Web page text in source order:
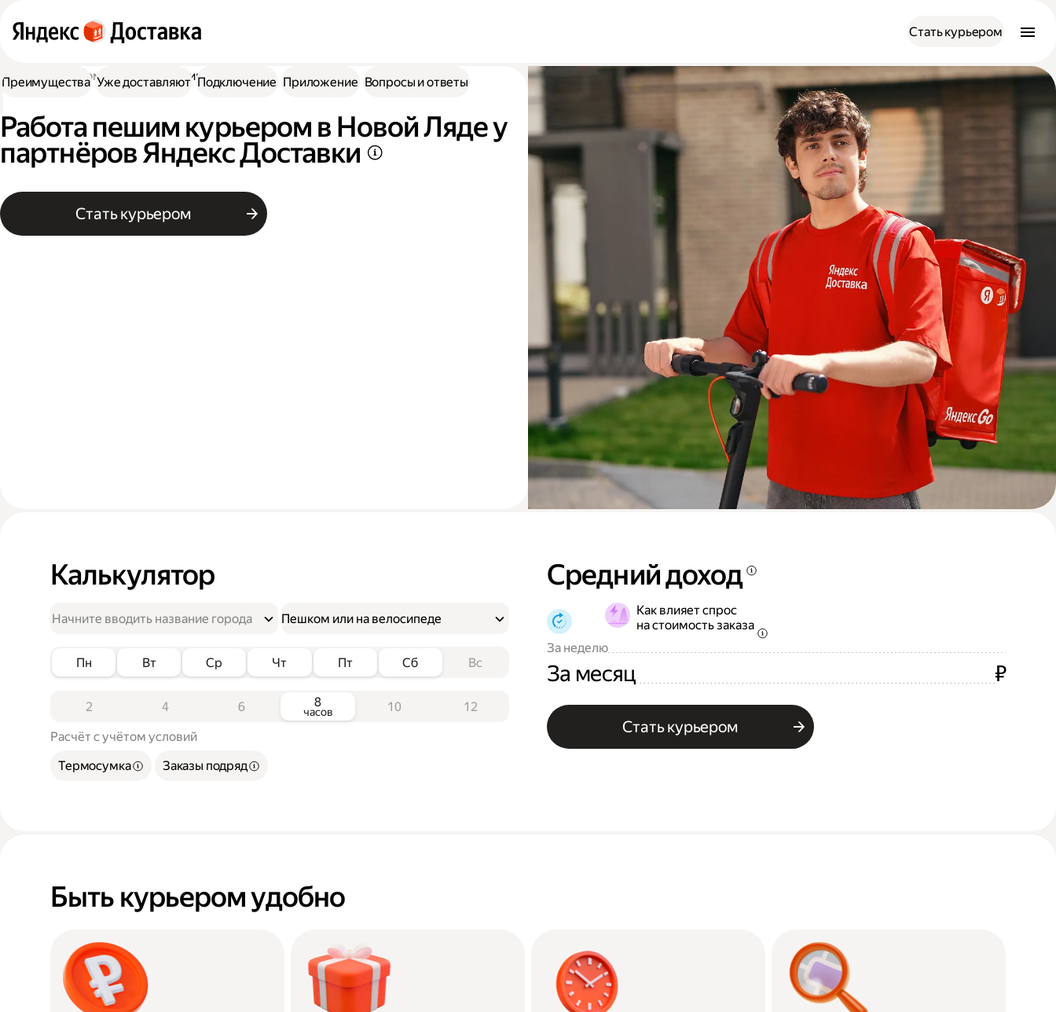
Стать курьером
Работа курьером Работа пешим курьером
Работа пешим курьером в Новой Ляде у
партнёров Яндекс Доставки
Стать курьером
Преимущества Уже доставляют Подключение Приложение Вопросы и ответы
Калькулятор
Пешком или на велосипеде
Пн Вт Ср Чт Пт Сб Вс
2 4 6 8
часов 10 12
Расчёт с учётом условий
Термосумка
Заказы подряд
Средний доход
Как влияет спрос
на стоимость заказа
За неделю
За месяц ₽
Стать курьером
Быть курьером удобно